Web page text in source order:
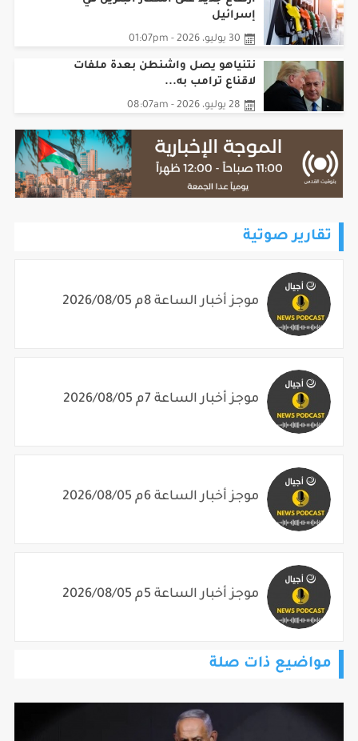
30 يوليو، 2026 - 01:07pm
نتنياهو يصل واشنطن بعدة ملفات
لاقناع ترامب به...
28 يوليو، 2026 - 08:07am